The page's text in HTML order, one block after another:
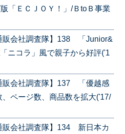
「ＥＣＪＯＹ！」/ＢtoＢ事業
販会社調査隊】138 「Junior&
ニコラ」風で親子から好評('1
販会社調査隊】137 「優越感
ページ数、商品数を拡大('17/
販会社調査隊】134 新日本カ